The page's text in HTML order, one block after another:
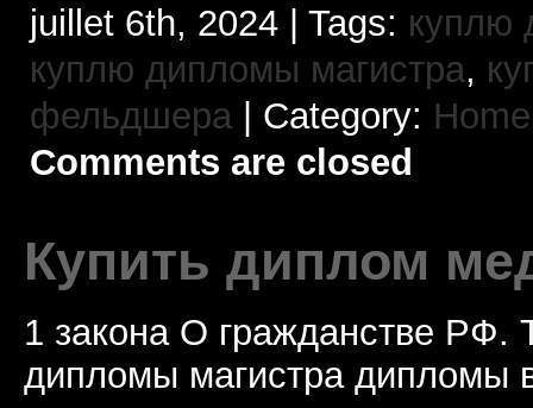
juillet 6th, 2024 | Tags: куплю
куплю дипломы магистра,
фельдшера| Category:
Comments are closed
Купить диплом
1 закона О гражданстве РФ.
дипломы магистра дипломы